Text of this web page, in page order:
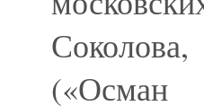
Соколова,